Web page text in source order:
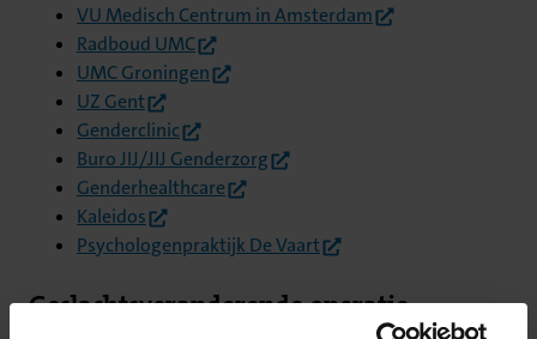
VU Medisch Centrum in Amsterdam(opent in nieuw
Radboud UMC(opent in nieuw tabblad)
UMC Groningen(opent in nieuw tabblad)
UZ Gent(opent in nieuw tabblad)
Genderclinic(opent in nieuw tabblad)
Buro JIJ/JIJ Genderzorg(opent in nieuw tabblad)
Genderhealthcare(opent in nieuw tabblad)
Kaleidos(opent in nieuw tabblad)
Psychologenpraktijk De Vaart(opent in nieuw tabblad)
Geslachtsveranderende operatie